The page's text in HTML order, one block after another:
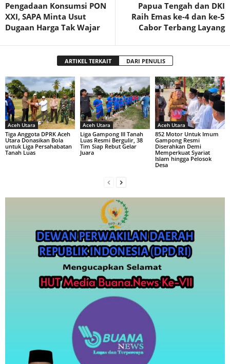
Pengadaan Konsumsi PON
XXI, SAPA Minta Usut
Dugaan Harga Tak Wajar
Papua Tengah dan DKI
Raih Emas ke-4 dan ke-5
Cabor Terbang Layang
ARTIKEL TERKAIT DARI PENULIS
Aceh Utara
Tiga Anggota DPRK Aceh
Utara Donasikan Bola
untuk Liga Persahabatan
Tanah Luas
Aceh Utara
Liga Gampong III Tanah
Luas Resmi Bergulir, 38
Tim Siap Rebut Gelar
Juara
Aceh Utara
852 Motor Untuk Imum
Gampong Resmi
Diserahkan Demi
Memperkuat Syariat
Islam hingga Pelosok
Desa